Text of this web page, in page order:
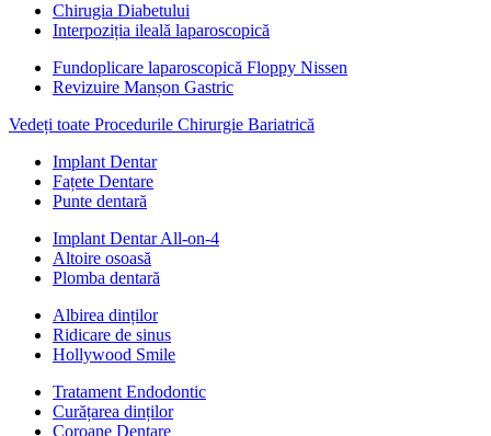
Chirugia Diabetului
Interpoziția ileală laparoscopică
Fundoplicare laparoscopică Floppy Nissen
Revizuire Manșon Gastric
Vedeți toate Procedurile Chirurgie Bariatrică
Implant Dentar
Fațete Dentare
Punte dentară
Implant Dentar All-on-4
Altoire osoasă
Plomba dentară
Albirea dinților
Ridicare de sinus
Hollywood Smile
Tratament Endodontic
Curățarea dinților
Coroane Dentare